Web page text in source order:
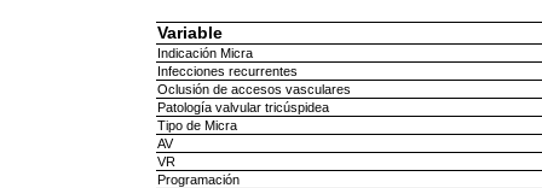
Variable
Indicación Micra
Infecciones recurrentes
Oclusión de accesos vasculares
Patología valvular tricúspidea
Tipo de Micra
AV
VR
Programación